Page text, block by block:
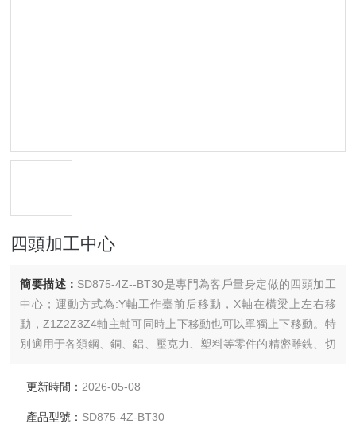
四頭加工中心
簡要描述： SD875-4Z--BT30是專門為客戶量身定做的四頭加工
中心；運動方式為:Y軸工作臺前后移動，X軸在橫梁上左右移
動，Z1Z2Z3Z4軸主軸可同時上下移動也可以單獨上下移動。特
別適用于各類鋼、銅、鋁、壓克力、塑料等零件的精密雕銑、切
更新時間： 2026-05-08
產品型號： SD875-4Z-BT30